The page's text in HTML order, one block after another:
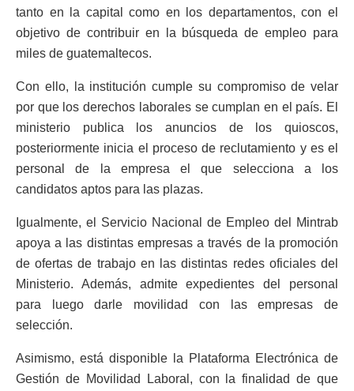
tanto en la capital como en los departamentos, con el
objetivo de contribuir en la búsqueda de empleo para
miles de guatemaltecos.
Con ello, la institución cumple su compromiso de velar
por que los derechos laborales se cumplan en el país. El
ministerio publica los anuncios de los quioscos,
posteriormente inicia el proceso de reclutamiento y es el
personal de la empresa el que selecciona a los
candidatos aptos para las plazas.
Igualmente, el Servicio Nacional de Empleo del Mintrab
apoya a las distintas empresas a través de la promoción
de ofertas de trabajo en las distintas redes oficiales del
Ministerio. Además, admite expedientes del personal
para luego darle movilidad con las empresas de
selección.
Asimismo, está disponible la Plataforma Electrónica de
Gestión de Movilidad Laboral, con la finalidad de que